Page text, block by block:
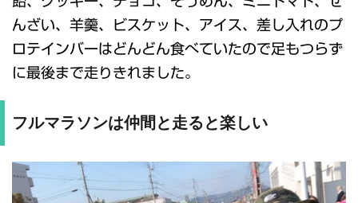
んざい、羊羹、ビスケット、アイス、差し入れのプ
ロテインバーはどんどん食べていたので足もつらず
に最後まで走りきれました。
フルマラソンは仲間と走ると楽しい